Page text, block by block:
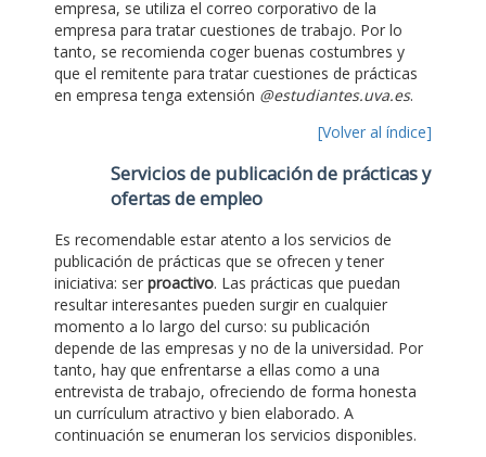
empresa, se utiliza el correo corporativo de la
empresa para tratar cuestiones de trabajo. Por lo
tanto, se recomienda coger buenas costumbres y
que el remitente para tratar cuestiones de prácticas
en empresa tenga extensión @estudiantes.uva.es.
[Volver al índice]
Servicios de publicación de prácticas y
ofertas de empleo
Es recomendable estar atento a los servicios de
publicación de prácticas que se ofrecen y tener
iniciativa: ser proactivo. Las prácticas que puedan
resultar interesantes pueden surgir en cualquier
momento a lo largo del curso: su publicación
depende de las empresas y no de la universidad. Por
tanto, hay que enfrentarse a ellas como a una
entrevista de trabajo, ofreciendo de forma honesta
un currículum atractivo y bien elaborado. A
continuación se enumeran los servicios disponibles.